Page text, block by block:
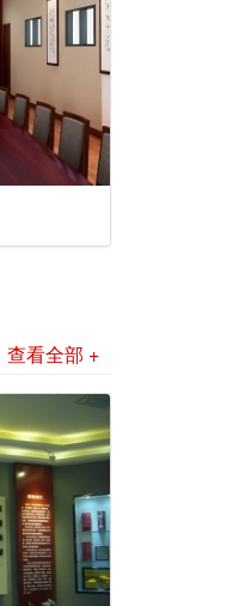
查看全部 +